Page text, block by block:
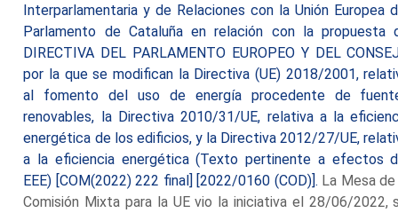
Interparlamentaria y de Relaciones con la Unión Europea
Parlamento de Cataluña en relación con la propuesta
DIRECTIVA DEL PARLAMENTO EUROPEO Y DEL
por la que se modifican la Directiva (UE) 2018/2001,
al fomento del uso de energía procedente de
renovables, la Directiva 2010/31/UE, relativa a la
energética de los edificios, y la Directiva 2012/27/UE,
a la eficiencia energética (Texto pertinente a efectos
EEE) [COM(2022) 222 final] [2022/0160 (COD)]. La Mesa
Comisión Mixta para la UE vio la iniciativa el 28/06/2022,